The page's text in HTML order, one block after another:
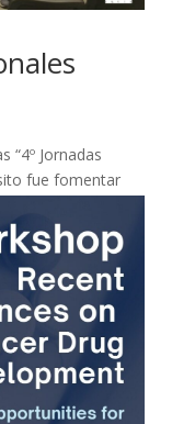
“4º Jornadas
fue fomentar